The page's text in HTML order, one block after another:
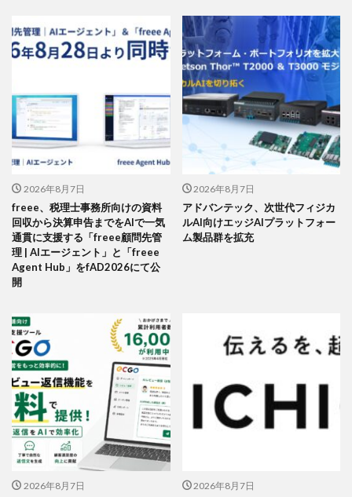
2026年8月7日
freee、税理士事務所向けの資料
回収から決算申告までをAIで一気
通貫に支援する「freee顧問先管
理 | AIエージェント」と「freee
Agent Hub」をfAD2026にて公
開
2026年8月7日
アドバンテック、次世代フィジカ
ルAI向けエッジAIプラットフォー
ム製品群を拡充
2026年8月7日 2026年8月7日